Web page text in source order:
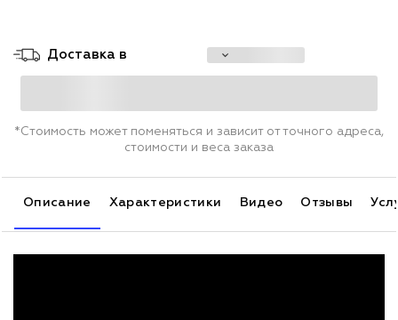
Доставка в
*Стоимость может поменяться и зависит от точного адреса,
стоимости и веса заказа
Описание Характеристики Видео Отзывы